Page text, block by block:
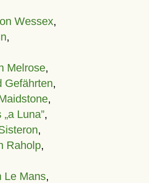
Wessex,
,
Melrose,
Gefährten,
,
Luna”,
,
Raholp,
Le Mans,